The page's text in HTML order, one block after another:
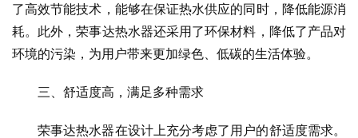
了高效节能技术，能够在保证热水供应的同时，降低能源消
耗。此外，荣事达热水器还采用了环保材料，降低了产品对
环境的污染，为用户带来更加绿色、低碳的生活体验。
三、舒适度高，满足多种需求
荣事达热水器在设计上充分考虑了用户的舒适度需求。